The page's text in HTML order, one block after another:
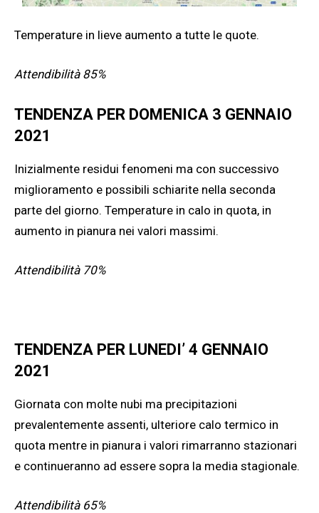
Temperature in lieve aumento a tutte le quote.
Attendibilità 85%
TENDENZA PER DOMENICA 3 GENNAIO
2021
Inizialmente residui fenomeni ma con successivo
miglioramento e possibili schiarite nella seconda
parte del giorno. Temperature in calo in quota, in
aumento in pianura nei valori massimi.
Attendibilità 70%
TENDENZA PER LUNEDI’ 4 GENNAIO
2021
Giornata con molte nubi ma precipitazioni
prevalentemente assenti, ulteriore calo termico in
quota mentre in pianura i valori rimarranno stazionari
e continueranno ad essere sopra la media stagionale.
Attendibilità 65%